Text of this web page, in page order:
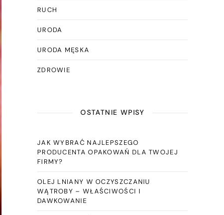
RUCH
URODA
URODA MĘSKA
ZDROWIE
OSTATNIE WPISY
JAK WYBRAĆ NAJLEPSZEGO
PRODUCENTA OPAKOWAŃ DLA TWOJEJ
FIRMY?
OLEJ LNIANY W OCZYSZCZANIU
WĄTROBY – WŁAŚCIWOŚCI I
DAWKOWANIE